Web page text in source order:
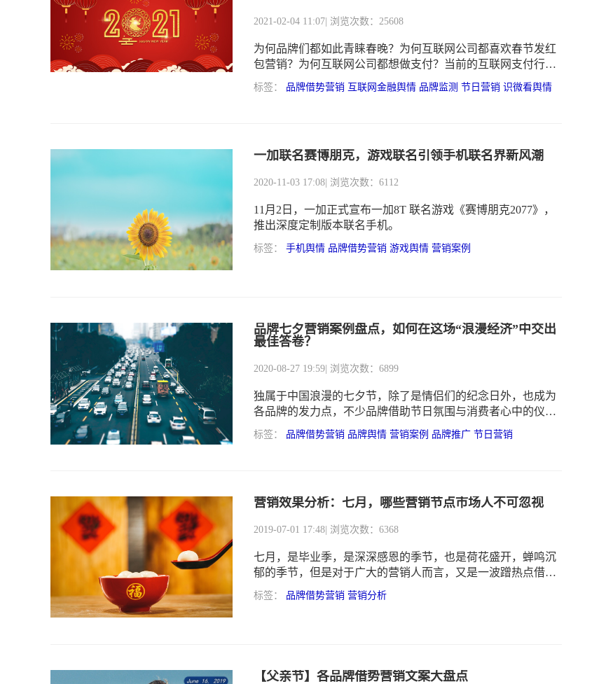
2021-02-04 11:07 | 浏览次数：25608
为何品牌们都如此青睐春晚？为何互联网公司都喜欢春节发红
包营销？为何互联网公司都想做支付？当前的互联网支付行业
现状如何？
标签： 品牌借势营销 互联网金融舆情 品牌监测 节日营销 识微看舆情
一加联名赛博朋克，游戏联名引领手机联名界新风潮
2020-11-03 17:08 | 浏览次数：6112
11月2日，一加正式宣布一加8T 联名游戏《赛博朋克2077》，
推出深度定制版本联名手机。
标签： 手机舆情 品牌借势营销 游戏舆情 营销案例
品牌七夕营销案例盘点，如何在这场“浪漫经济”中交出
最佳答卷？
2020-08-27 19:59 | 浏览次数：6899
独属于中国浪漫的七夕节，除了是情侣们的纪念日外，也成为
各品牌的发力点，不少品牌借助节日氛围与消费者心中的仪式
感，借势营销宣传，以期在这波“浪漫经济”中谋得更佳的市场
曝光与成交额。
标签： 品牌借势营销 品牌舆情 营销案例 品牌推广 节日营销
营销效果分析：七月，哪些营销节点市场人不可忽视
2019-07-01 17:48 | 浏览次数：6368
七月，是毕业季，是深深感恩的季节，也是荷花盛开，蝉鸣沉
郁的季节，但是对于广大的营销人而言，又是一波蹭热点借势
营销的营销季，包括：建党节、香港回归、毕业季、暑假等
等，下面跟着识微小编来看看七月有哪些值得关注的营销节
标签： 品牌借势营销 营销分析
【父亲节】各品牌借势营销文案大盘点